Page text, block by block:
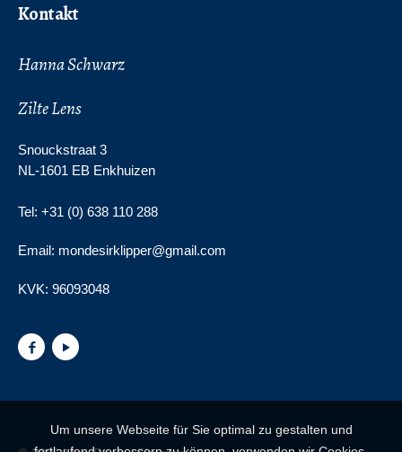
Um unsere Webseite für Sie optimal zu gestalten und
Kontakt
Hanna Schwarz
Zilte Lens
Snouckstraat 3
NL-1601 EB Enkhuizen
Tel: +31 (0) 638 110 288
Email: mondesirklipper@gmail.com
KVK: 96093048